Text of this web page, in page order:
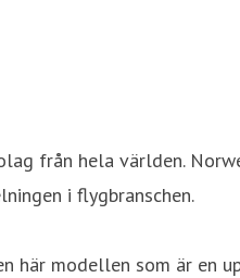
från hela världen.
i flygbranschen.
här modellen som är en